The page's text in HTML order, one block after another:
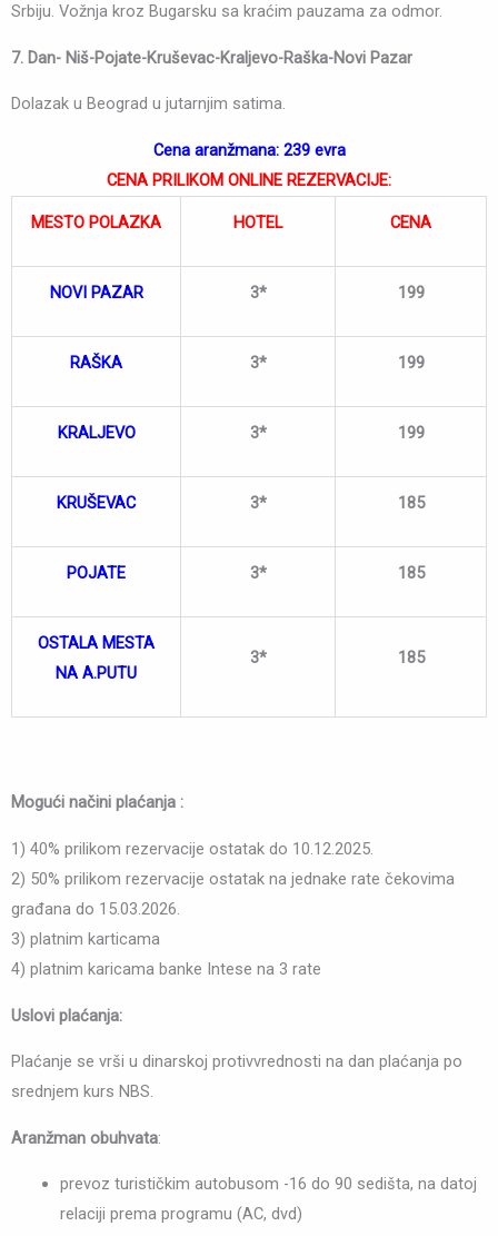
Srbiju. Vožnja kroz Bugarsku sa kraćim pauzama za odmor.
7. Dan- Niš-Pojate-Kruševac-Kraljevo-Raška-Novi Pazar
Dolazak u Beograd u jutarnjim satima.
Cena aranžmana: 239 evra
CENA PRILIKOM ONLINE REZERVACIJE:
MESTO POLAZKA HOTEL CENA
NOVI PAZAR 3* 199
RAŠKA 3* 199
KRALJEVO 3* 199
KRUŠEVAC 3* 185
POJATE 3* 185
OSTALA MESTA
NA A.PUTU
3* 185
Mogući načini plaćanja :
1) 40% prilikom rezervacije ostatak do 10.12.2025.
2) 50% prilikom rezervacije ostatak na jednake rate čekovima
građana do 15.03.2026.
3) platnim karticama
4) platnim karicama banke Intese na 3 rate
Uslovi plaćanja:
Plaćanje se vrši u dinarskoj protivvrednosti na dan plaćanja po
srednjem kurs NBS.
Aranžman obuhvata:
prevoz turističkim autobusom -16 do 90 sedišta, na datoj
relaciji prema programu (AC, dvd)